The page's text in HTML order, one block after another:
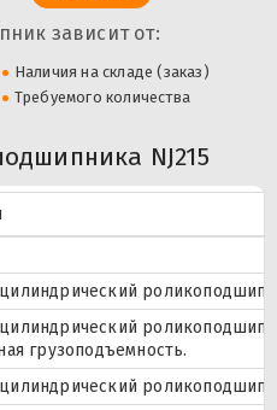
зависит от:
Наличия на складе (заказ)
Требуемого количества
NJ215
грузоподъемность.